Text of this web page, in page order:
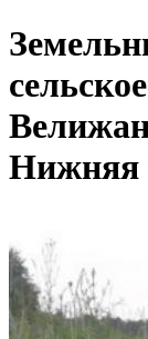
Нижняя